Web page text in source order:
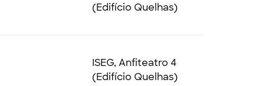
(Edifício Quelhas)
ISEG, Anfiteatro 4
(Edifício Quelhas)